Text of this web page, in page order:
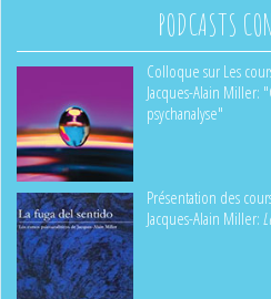
PODCASTS
Colloque sur Les
Jacques-Alain Miller:
psychanalyse"
Présentation des
Jacques-Alain Miller: